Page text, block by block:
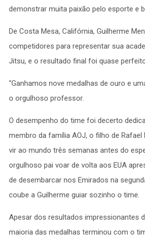
demonstrar muita paixão pelo esporte e
De Costa Mesa, Califórnia, Guilherme
competidores para representar sua
Jitsu, e o resultado final foi quase
“Ganhamos nove medalhas de ouro e
o orgulhoso professor.
O desempenho do time foi decerto
membro da família AOJ, o filho de Rafael
vir ao mundo três semanas antes do
orgulhoso pai voar de volta aos EUA
de desembarcar nos Emirados na
coube a Guilherme guiar sozinho o time.
Apesar dos resultados impressionantes
maioria das medalhas terminou com o